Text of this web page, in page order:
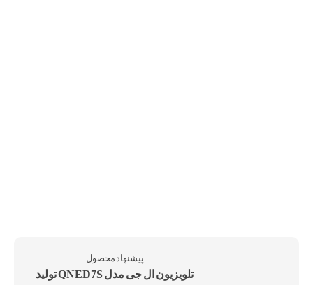
تلویزیون ال جی مدل QNED7S تولید